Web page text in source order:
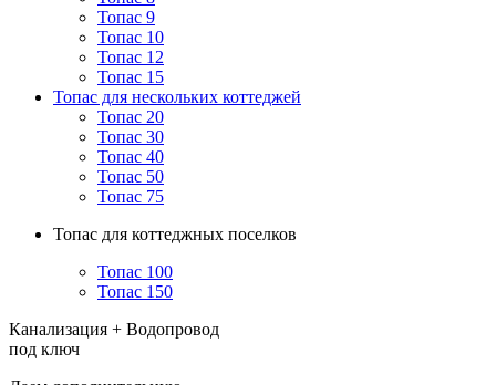
Топас 9
Топас 10
Топас 12
Топас 15
Топас для нескольких коттеджей
Топас 20
Топас 30
Топас 40
Топас 50
Топас 75
Топас для коттеджных поселков
Топас 100
Топас 150
Канализация + Водопровод
под ключ